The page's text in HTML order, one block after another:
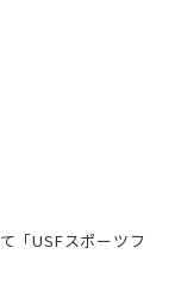
「USFスポーツフ